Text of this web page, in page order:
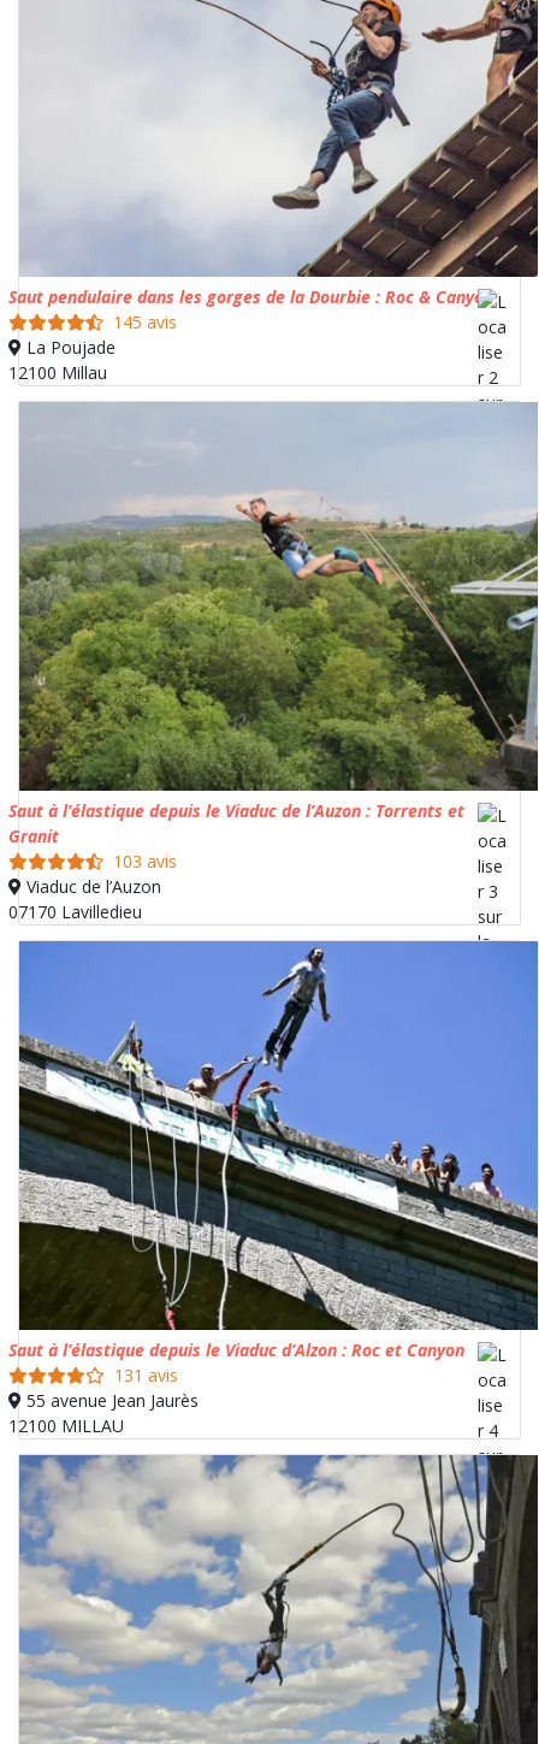
Saut pendulaire dans les gorges de la Dourbie : Roc & Canyon
145 avis
La Poujade
12100 Millau
Saut à l’élastique depuis le Viaduc de l’Auzon : Torrents et
Granit
103 avis
Viaduc de l’Auzon
07170 Lavilledieu
Saut à l’élastique depuis le Viaduc d’Alzon : Roc et Canyon
131 avis
55 avenue Jean Jaurès
12100 MILLAU